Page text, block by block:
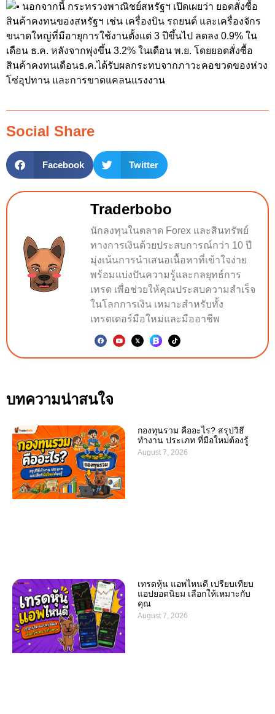
นอกจากนี้ กระทรวงพาณิชย์สหรัฐฯ เปิดเผยว่า ยอดสั่งซื้อ
สินค้าคงทนของสหรัฐฯ เช่น เครื่องบิน รถยนต์ และเครื่องจักร
ขนาดใหญ่ที่มีอายุการใช้งานตั้งแต่ 3 ปีขึ้นไป ลดลง 0.9% ใน
เดือน ธ.ค. หลังจากพุ่งขึ้น 3.2% ในเดือน พ.ย. โดยยอดสั่งซื้อ
สินค้าคงทนเดือนธ.ค.ได้รับผลกระทบจากภาวะคอขวดของห่วง
โซ่อุปทาน และการขาดแคลนแรงงาน
Social Share
Facebook Twitter
Traderbobo
นักลงทุนในตลาด Forex และสินทรัพย์
ทางการเงินด้วยประสบการณ์กว่า 10 ปี
มุ่งเน้นการนำเสนอเนื้อหาที่เข้าใจง่าย
พร้อมแบ่งปันความรู้และกลยุทธ์การ
เทรด เพื่อช่วยให้คุณประสบความสำเร็จ
ในโลกการเงิน เหมาะสำหรับทั้ง
เทรดเดอร์มือใหม่และมืออาชีพ
บทความน่าสนใจ
กองทุนรวม คืออะไร? สรุปวิธี
ทำงาน ประเภท ที่มือใหม่ต้องรู้
August 7, 2026
เทรดหุ้น แอพไหนดี เปรียบเทียบ
แอปยอดนิยม เลือกให้เหมาะกับ
คุณ
August 7, 2026